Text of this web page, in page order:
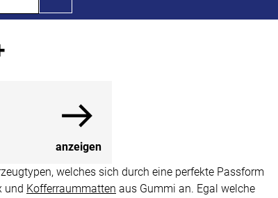
anzeigen
welches sich durch eine perfekte Passform
und Kofferraummatten aus Gummi an. Egal welche